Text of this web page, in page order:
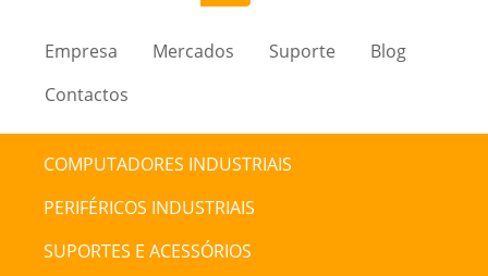
Empresa Mercados Suporte
Blog
Contactos
COMPUTADORES INDUSTRIAIS
PERIFÉRICOS INDUSTRIAIS
SUPORTES E ACESSÓRIOS